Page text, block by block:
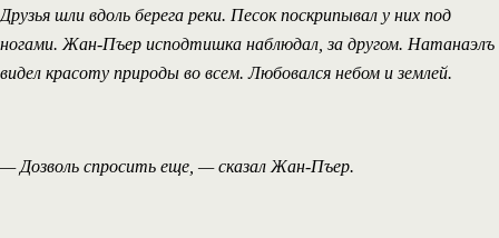
Друзья шли вдоль берега реки. Песок поскрипывал у них под
ногами. Жан-Пъер исподтишка наблюдал, за другом. Натанаэлъ
видел красоту природы во всем. Любовался небом и землей.
— Дозволь спросить еще, — сказал Жан-Пъер.